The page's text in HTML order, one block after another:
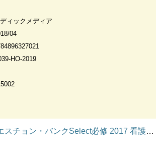
ィックメディア
04
HO-2019
チョン・バンクSelect必修 2017 看護師国家試験問題集